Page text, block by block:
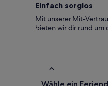
Einfach sorglos
Mit unserer Mit-
bieten wir dir rund um
Wähle ein